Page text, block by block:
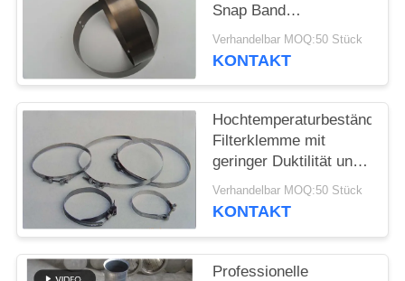
FORDERN
SIE EIN
ZITAT
SITEMAP
DATENSCHUTZRICHTLINIE
Snap Band
unterschiedliches
Material und Größe
Verhandelbar MOQ:50 Stück
KONTAKT
Hochtemperaturbeständige
Filterklemme mit
geringer Duktilität und
langer Lebensdauer
Verhandelbar MOQ:50 Stück
KONTAKT
Professionelle